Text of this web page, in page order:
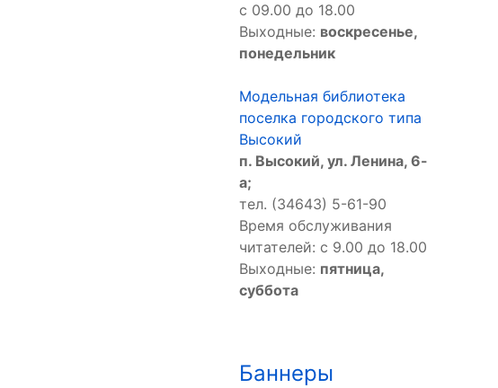
с 09.00 до 18.00
Выходные: воскресенье,
понедельник
Модельная библиотека
поселка городского типа
Высокий
п. Высокий, ул. Ленина, 6-
а;
тел. (34643) 5-61-90
Время обслуживания
читателей: с 9.00 до 18.00
Выходные: пятница,
суббота
Баннеры